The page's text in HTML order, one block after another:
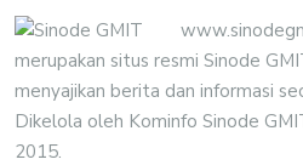
merupakan situs resmi Sinode
menyajikan berita dan informasi
Dikelola oleh Kominfo Sinode
2015.